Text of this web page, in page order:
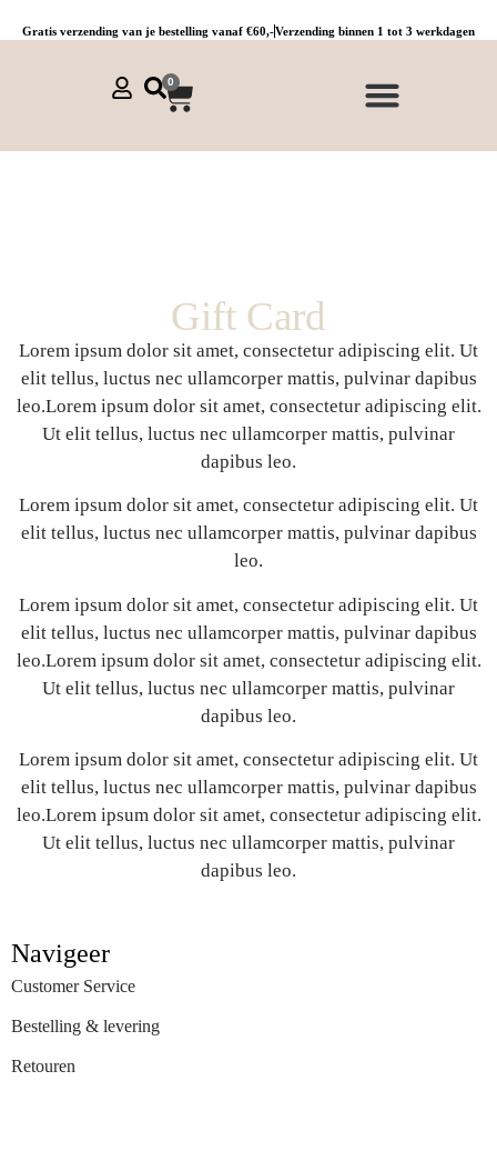
Gratis verzending van je bestelling vanaf €60,-Verzending binnen 1 tot 3 werkdagen
0
Navigeer
Customer Service
Bestelling & levering
Retouren
Gift Card
Lorem ipsum dolor sit amet, consectetur adipiscing elit. Ut
elit tellus, luctus nec ullamcorper mattis, pulvinar dapibus
leo.Lorem ipsum dolor sit amet, consectetur adipiscing elit.
Ut elit tellus, luctus nec ullamcorper mattis, pulvinar
dapibus leo.
Lorem ipsum dolor sit amet, consectetur adipiscing elit. Ut
elit tellus, luctus nec ullamcorper mattis, pulvinar dapibus
leo.
Lorem ipsum dolor sit amet, consectetur adipiscing elit. Ut
elit tellus, luctus nec ullamcorper mattis, pulvinar dapibus
leo.Lorem ipsum dolor sit amet, consectetur adipiscing elit.
Ut elit tellus, luctus nec ullamcorper mattis, pulvinar
dapibus leo.
Lorem ipsum dolor sit amet, consectetur adipiscing elit. Ut
elit tellus, luctus nec ullamcorper mattis, pulvinar dapibus
leo.Lorem ipsum dolor sit amet, consectetur adipiscing elit.
Ut elit tellus, luctus nec ullamcorper mattis, pulvinar
dapibus leo.